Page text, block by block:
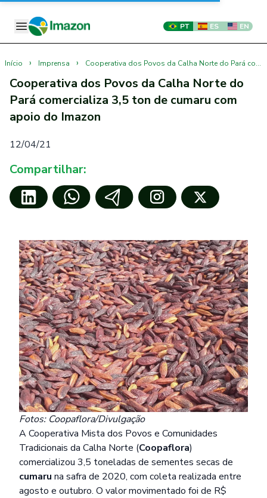
PT ES EN
Início › Imprensa › Cooperativa dos Povos da Calha Norte do Pará comercializa 3,5 ton de cumaru com apoio do Imazon
Cooperativa dos Povos da Calha Norte do
Pará comercializa 3,5 ton de cumaru com
apoio do Imazon
12/04/21
Compartilhar:
Fotos: Coopaflora/Divulgação
A Cooperativa Mista dos Povos e Comunidades
Tradicionais da Calha Norte (Coopaflora)
comercializou 3,5 toneladas de sementes secas de
cumaru na safra de 2020, com coleta realizada entre
agosto e outubro. O valor movimentado foi de R$